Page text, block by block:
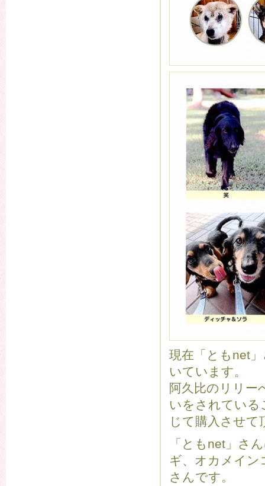
現在「ともnet
いています。
阿久比のリリー
いをされている
じて購入させて
「ともnet」さ
ギ、オカメイン
さんです。